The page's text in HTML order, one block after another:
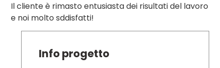
Il cliente è rimasto entusiasta dei risultati del lavoro
e noi molto sddisfatti!
Info progetto